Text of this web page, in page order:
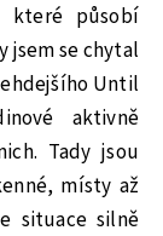
které působí
jsem se chytal
Until
aktivně
Tady jsou
místy až
situace silně